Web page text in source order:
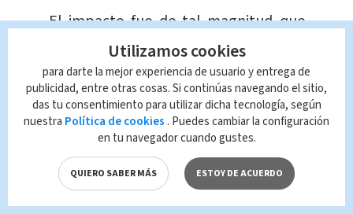
El impacto fue de tal magnitud que
dos personas perdieron la vida en el
lugardel accidente.
Se ha informado que se trata de dos
hombres, uno de33 años y otro de 39
años, aunque por elmomentosus
identidades no han sido reveladas
públicamente.
Utilizamos cookies
para darte la mejor experiencia de usuario y entrega de
publicidad, entre otras cosas. Si continúas navegando el sitio,
das tu consentimiento para utilizar dicha tecnología, según
nuestra Política de cookies . Puedes cambiar la configuración
en tu navegador cuando gustes.
QUIERO SABER MÁS ESTOY DE ACUERDO